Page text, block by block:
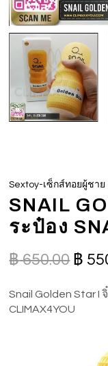
Sextoy-เซ็กส์ทอยผู้ชาย
SNAIL
ระป๋อง
฿650.00 ฿
Snail Golden Star I
CLIMAX4YOU